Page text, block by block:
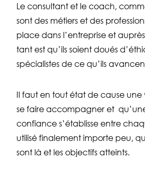
Le consultant et le coach,
sont des métiers et des
place dans l’entreprise et
tant est qu’ils soient doués
spécialistes de ce qu’ils
Il faut en tout état de cause une
se faire accompagner et
confiance s’établisse entre
utilisé finalement importe peu,
sont là et les objectifs atteints.